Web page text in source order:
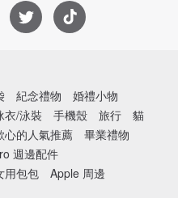
紀念禮物
婚禮小物
衣/泳裝 手機殼 旅行
貓
心的人氣推薦
畢業禮物
週邊配件
用包包
Apple 周邊